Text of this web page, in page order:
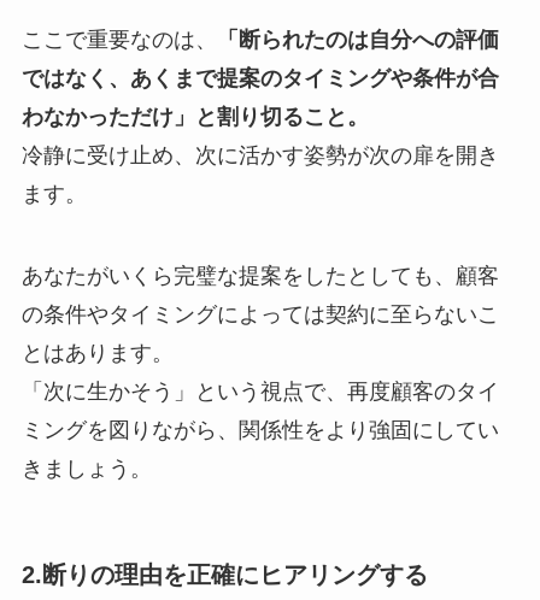
ここで重要なのは、
「断られたのは自分への評価
ではなく、あくまで提案のタイミングや条件が合
わなかっただけ」と割り切ること。
冷静に受け止め、次に活かす姿勢が次の扉を開き
ます。
あなたがいくら完璧な提案をしたとしても、顧客
の条件やタイミングによっては契約に至らないこ
とはあります。
「次に生かそう」という視点で、再度顧客のタイ
ミングを図りながら、関係性をより強固にしてい
きましょう。
2.断りの理由を正確にヒアリングする